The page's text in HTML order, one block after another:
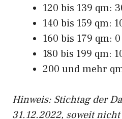
120 bis 139 qm:
140 bis 159 qm:
160 bis 179 qm:
180 bis 199 qm:
200 und mehr
Hinweis: Stichtag der
31.12.2022, soweit